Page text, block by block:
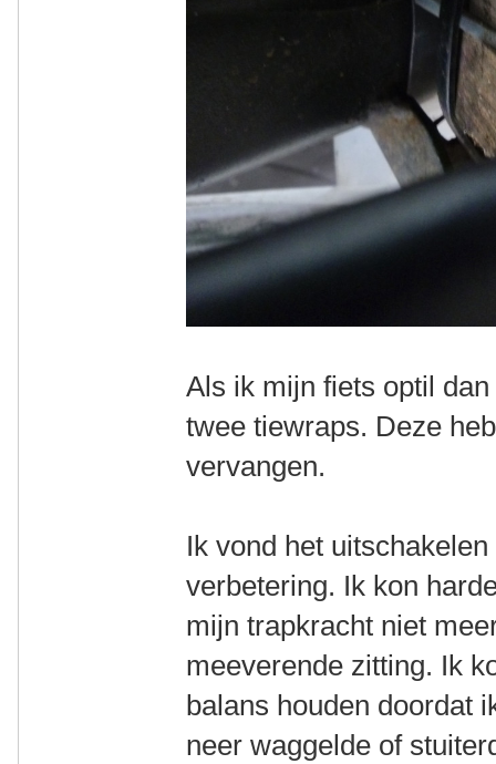
Als ik mijn fiets optil
twee tiewraps. Deze
vervangen.
Ik vond het
verbetering. Ik kon
mijn trapkracht niet
meeverende zitting. Ik
balans houden doordat
neer waggelde of